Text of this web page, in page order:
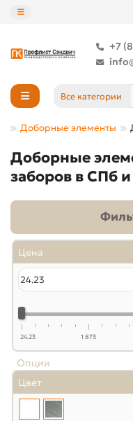
+7
Все категории
Доборные элементы
Доборные
заборов в СПб
Цена
24.23 1 873
Опции
Цвет